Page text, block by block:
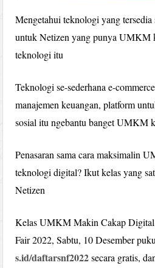
Mengetahui teknologi yang tersedia
untuk Netizen yang punya UMKM
teknologi itu
Teknologi se-sederhana e-
manajemen keuangan, platform
sosial itu ngebantu banget UMKM
Penasaran sama cara maksimalin
teknologi digital? Ikut kelas yang
Netizen
Kelas UMKM Makin Cakap Digital
Fair 2022, Sabtu, 10 Desember
s.id/daftarsnf2022secara gratis,